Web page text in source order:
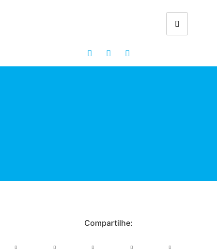
Compartilhe: